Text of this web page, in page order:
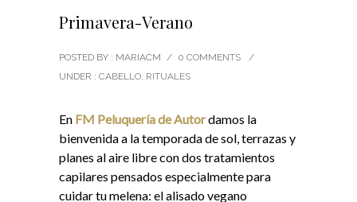
Primavera-Verano
POSTED BY : MARIACM / 0 COMMENTS
/
UNDER : CABELLO, RITUALES
En FM Peluquería de Autordamos la
bienvenida a la temporada de sol, terrazas y
planes al aire libre con dos tratamientos
capilares pensados especialmente para
cuidar tu melena: el alisado vegano